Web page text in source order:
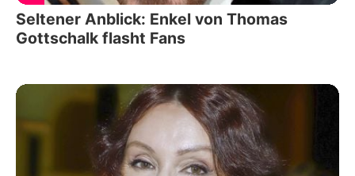
Seltener Anblick: Enkel von Thomas
Gottschalk flasht Fans